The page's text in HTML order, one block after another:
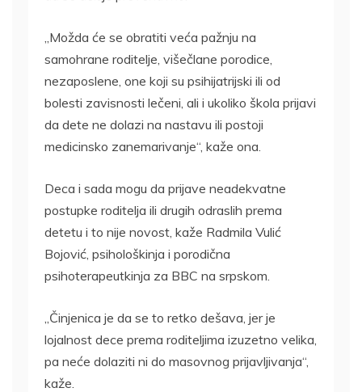
„Možda će se obratiti veća pažnju na
samohrane roditelje, višečlane porodice,
nezaposlene, one koji su psihijatrijski ili od
bolesti zavisnosti lečeni, ali i ukoliko škola prijavi
da dete ne dolazi na nastavu ili postoji
medicinsko zanemarivanje“, kaže ona.
Deca i sada mogu da prijave neadekvatne
postupke roditelja ili drugih odraslih prema
detetu i to nije novost, kaže Radmila Vulić
Bojović, psihološkinja i porodična
psihoterapeutkinja za BBC na srpskom.
„Činjenica je da se to retko dešava, jer je
lojalnost dece prema roditeljima izuzetno velika,
pa neće dolaziti ni do masovnog prijavljivanja“,
kaže.